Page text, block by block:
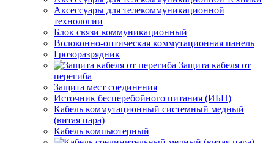
Аксессуары для телекоммуникационной
технологии
Блок связи коммуникационный
Волоконно-оптическая коммутационная панель
Грозоразрядник
Защита кабеля от
перегиба
Защита мест соединения
Источник бесперебойного питания (ИБП)
Кабель коммутационный системный медный
(витая пара)
Кабель компьютерный